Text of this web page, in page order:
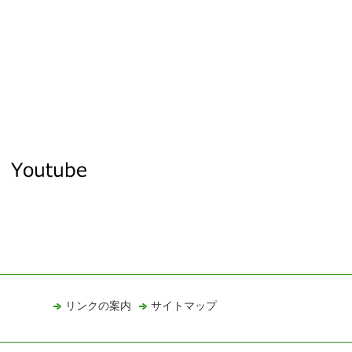
リンクの案内 サイトマップ